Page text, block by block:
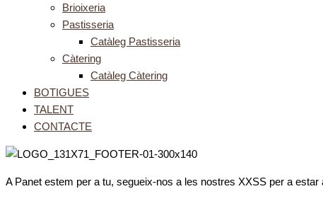
Brioixeria
Pastisseria
Catàleg Pastisseria
Càtering
Catàleg Càtering
BOTIGUES
TALENT
CONTACTE
A Panet estem per a tu, segueix-nos a les nostres XXSS per a estar